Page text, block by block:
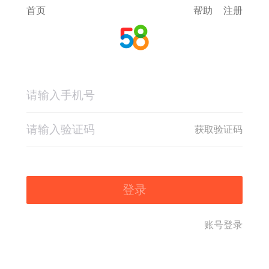
首页 帮助 注册
获取验证码
登录
账号登录